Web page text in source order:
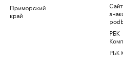
Приморский
край
Сайт
РБК
РБК